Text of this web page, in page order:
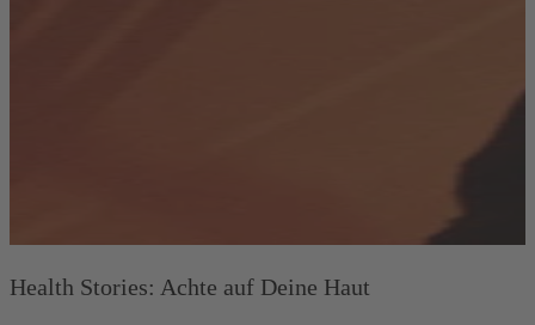
Health Stories: Achte auf Deine Haut